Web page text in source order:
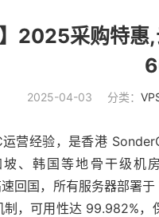
】2025采购特
2025-04-03 分类：
营经验，是香港
、韩国等地骨干级机
回国，所有服务器部署
，可用性达 99.982%，